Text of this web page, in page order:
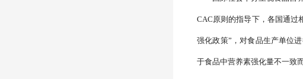
CAC原则的指导下，各国通过
强化政策”，对食品生产单位
于食品中营养素强化量不一致